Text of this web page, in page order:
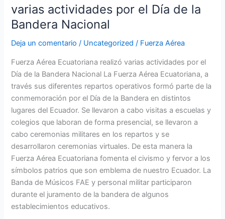
varias actividades por el Día de la
Bandera Nacional
Deja un comentario / Uncategorized / Fuerza Aérea
Fuerza Aérea Ecuatoriana realizó varias actividades por el
Día de la Bandera Nacional La Fuerza Aérea Ecuatoriana, a
través sus diferentes repartos operativos formó parte de la
conmemoración por el Día de la Bandera en distintos
lugares del Ecuador. Se llevaron a cabo visitas a escuelas y
colegios que laboran de forma presencial, se llevaron a
cabo ceremonias militares en los repartos y se
desarrollaron ceremonias virtuales. De esta manera la
Fuerza Aérea Ecuatoriana fomenta el civismo y fervor a los
símbolos patrios que son emblema de nuestro Ecuador. La
Banda de Músicos FAE y personal militar participaron
durante el juramento de la bandera de algunos
establecimientos educativos.